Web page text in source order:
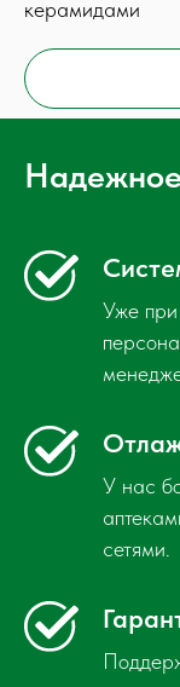
керамидами
Уже
У нас
сетями.